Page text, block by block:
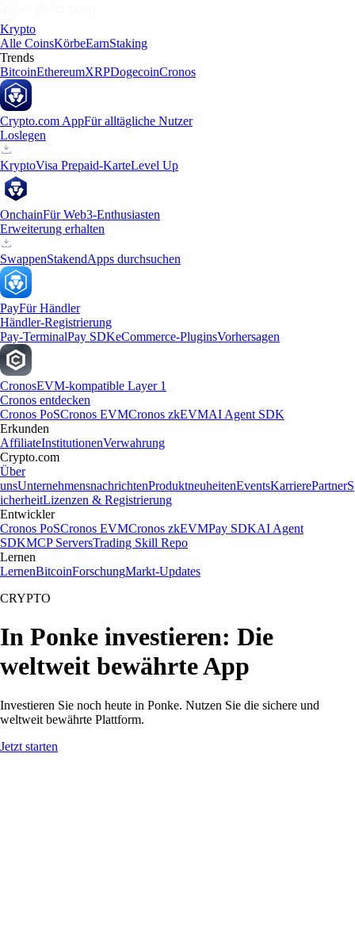
Krypto
Alle CoinsKörbeEarnStaking
Trends
BitcoinEthereumXRPDogecoinCronos
Crypto.com AppFür alltägliche Nutzer
Loslegen
KryptoVisa Prepaid-KarteLevel Up
OnchainFür Web3-Enthusiasten
Erweiterung erhalten
SwappenStakendApps durchsuchen
PayFür Händler
Händler-Registrierung
Pay-TerminalPay SDKeCommerce-PluginsVorhersagen
CronosEVM-kompatible Layer 1
Cronos entdecken
Cronos PoSCronos EVMCronos zkEVMAI Agent SDK
Erkunden
AffiliateInstitutionenVerwahrung
Crypto.com
Über
unsUnternehmensnachrichtenProduktneuheitenEventsKarrierePartnerS
icherheitLizenzen & Registrierung
Entwickler
Cronos PoSCronos EVMCronos zkEVMPay SDKAI Agent
SDKMCP ServersTrading Skill Repo
Lernen
LernenBitcoinForschungMarkt-Updates
CRYPTO
In Ponke investieren: Die
weltweit bewährte App
Investieren Sie noch heute in Ponke. Nutzen Sie die sichere und
weltweit bewährte Plattform.
Jetzt starten